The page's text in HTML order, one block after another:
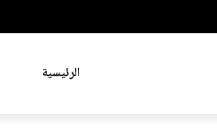
الرئيسية